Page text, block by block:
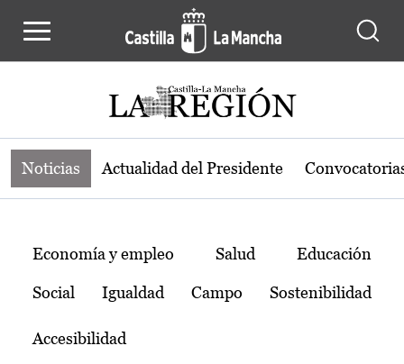
Noticias de la región de Castilla-La
Noticias Actualidad del Presidente
Temas
Economía y empleo Salud Educación
Social Igualdad Campo Sostenibilidad
Accesibilidad